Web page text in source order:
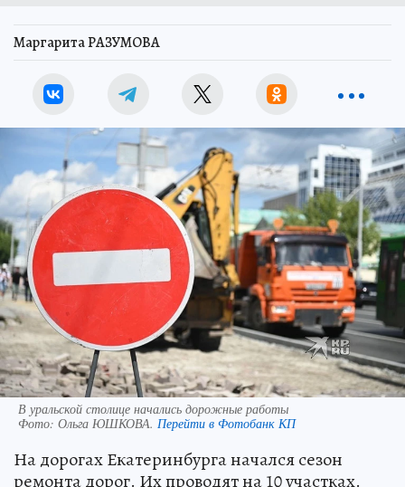
Маргарита РАЗУМОВА
В уральской столице начались дорожные работы
Фото: Ольга ЮШКОВА. Перейти в Фотобанк КП
На дорогах Екатеринбурга начался сезон
ремонта дорог. Их проводят на 10 участках.